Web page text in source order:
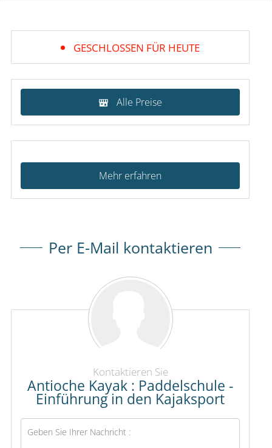
GESCHLOSSEN FÜR HEUTE
Alle Preise
Mehr erfahren
Per E-Mail kontaktieren
Kontaktieren Sie
Antioche Kayak : Paddelschule -
Einführung in den Kajaksport